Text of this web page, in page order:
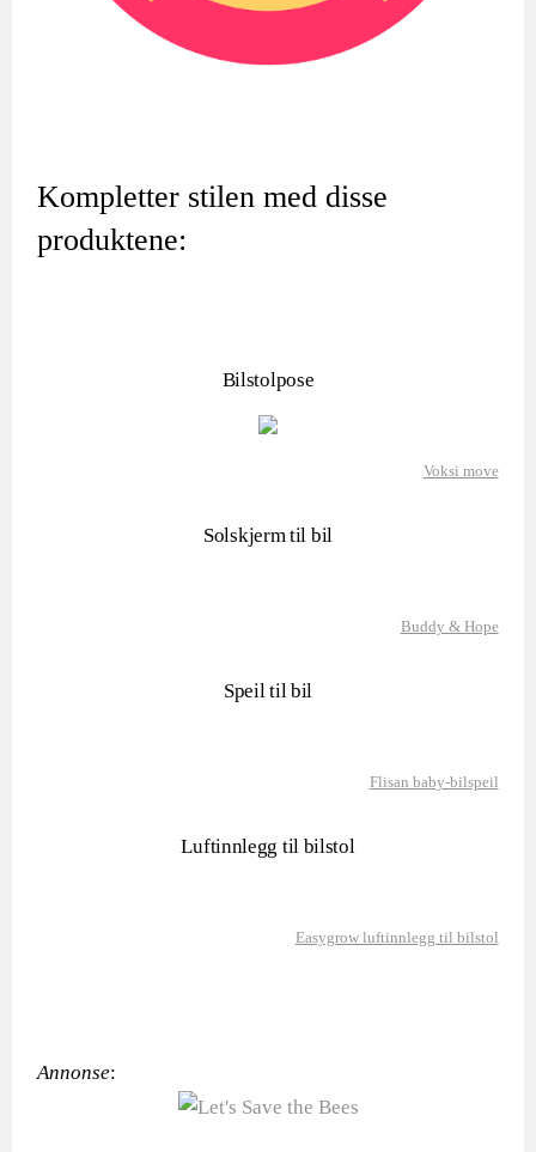
Kompletter stilen med disse
produktene:
Bilstolpose
Voksi move
Solskjerm til bil
Buddy & Hope
Speil til bil
Flisan baby-bilspeil
Luftinnlegg til bilstol
Easygrow luftinnlegg til bilstol
Annonse: